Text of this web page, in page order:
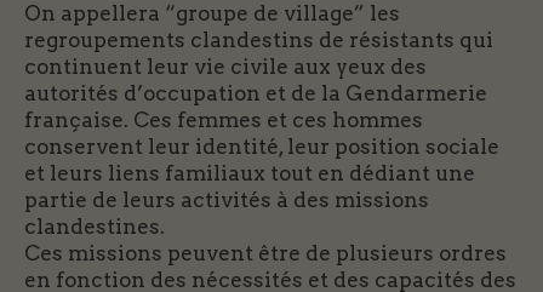
On appellera “groupe de village” les
regroupements clandestins de résistants qui
continuent leur vie civile aux yeux des
autorités d’occupation et de la Gendarmerie
française. Ces femmes et ces hommes
conservent leur identité, leur position sociale
et leurs liens familiaux tout en dédiant une
partie de leurs activités à des missions
clandestines.
Ces missions peuvent être de plusieurs ordres
en fonction des nécessités et des capacités des